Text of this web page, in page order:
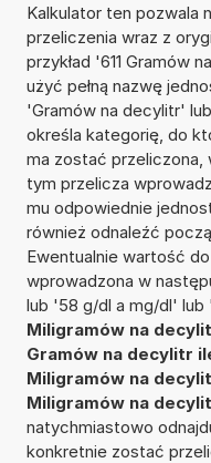
Kalkulator ten pozwala
przeliczenia wraz z
przykład '611 Gramów
użyć pełną nazwę
'Gramów na decylitr'
określa kategorię, do
ma zostać
tym przelicza
mu odpowiednie
również odnaleźć
Ewentualnie wartość
wprowadzona w
lub '58 g/dl a mg/dl' lub
Miligramów na
Gramów na decylitr
Miligramów na
Miligramów na
natychmiastowo
konkretnie zostać